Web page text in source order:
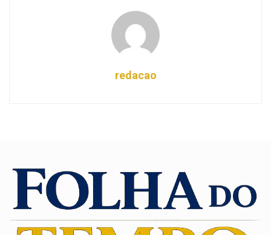
redacao